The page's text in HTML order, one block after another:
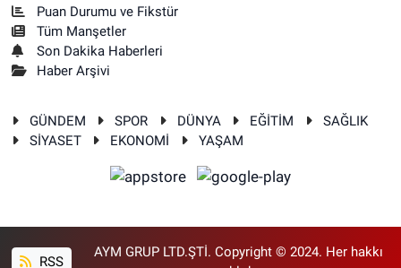
Puan Durumu ve Fikstür
Tüm Manşetler
Son Dakika Haberleri
Haber Arşivi
GÜNDEM SPOR DÜNYA EĞİTİM
SAĞLIK
SİYASET
EKONOMİ YAŞAM
RSS
AYM GRUP LTD.ŞTİ. Copyright © 2024. Her hakkı